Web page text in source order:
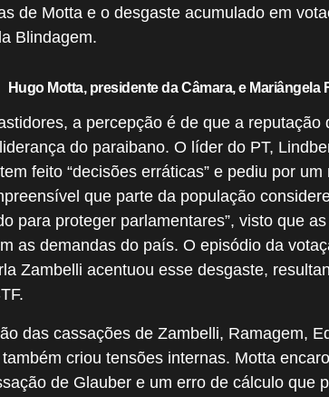
de Motta e o desgaste acumulado em
Blindagem.
Hugo Motta, presidente da Câmara, e
a percepção é de que a reputação
do paraibano. O líder do PT,
feito “decisões erráticas” e pediu por
que parte da população
para proteger parlamentares”, visto que
as demandas do país. O episódio da
Zambelli acentuou esse desgaste,
das cassações de Zambelli, Ramagem,
criou tensões internas. Motta
de Glauber e um erro de cálculo que